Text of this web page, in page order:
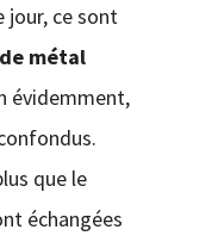
jour, ce sont
métal
évidemment,
que le
échangées